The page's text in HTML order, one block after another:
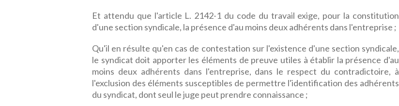
Et attendu que l'article L. 2142-1 du code du travail exige, pour la constitution
d'une section syndicale, la présence d'au moins deux adhérents dans l'entreprise ;
Qu'il en résulte qu'en cas de contestation sur l'existence d'une section syndicale,
le syndicat doit apporter les éléments de preuve utiles à établir la présence d'au
moins deux adhérents dans l'entreprise, dans le respect du contradictoire, à
l'exclusion des éléments susceptibles de permettre l'identification des adhérents
du syndicat, dont seul le juge peut prendre connaissance ;